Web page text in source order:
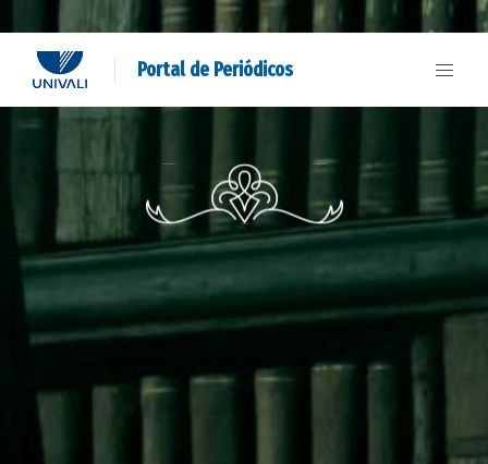
Portal de Periódicos